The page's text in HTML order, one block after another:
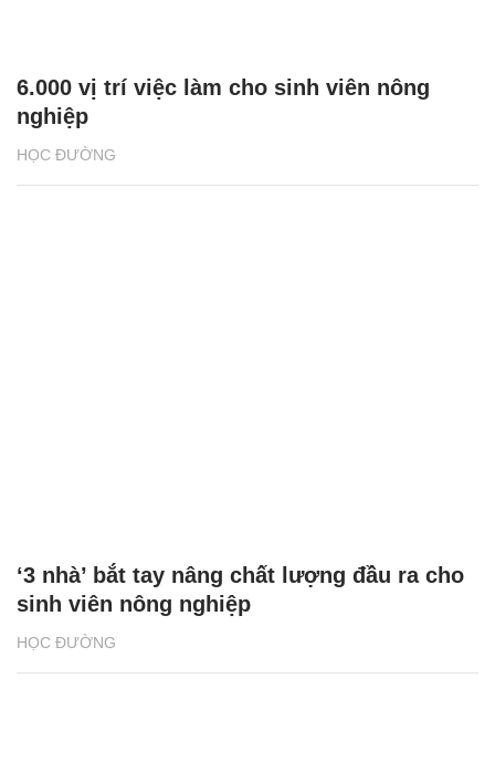
HỌC ĐƯỜNG
6.000 vị trí việc làm cho sinh viên nông
nghiệp
HỌC ĐƯỜNG
‘3 nhà’ bắt tay nâng chất lượng đầu ra cho
sinh viên nông nghiệp